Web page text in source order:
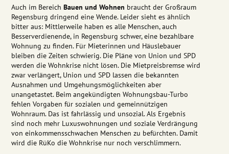
Auch im BereichBauen und Wohnen braucht der Großraum
Regensburg dringend eine Wende. Leider sieht es ähnlich
bitter aus: Mittlerweile haben es alle Menschen, auch
Besserverdienende, in Regensburg schwer, eine bezahlbare
Wohnung zu finden. Für Mieterinnen und Häuslebauer
bleiben die Zeiten schwierig. Die Pläne von Union und SPD
werden die Wohnkrise nicht lösen. Die Mietpreisbremse wird
zwar verlängert, Union und SPD lassen die bekannten
Ausnahmen und Umgehungsmöglichkeiten aber
unangetastet. Beim angekündigten Wohnungsbau-Turbo
fehlen Vorgaben für sozialen und gemeinnützigen
Wohnraum. Das ist fahrlässig und unsozial. Als Ergebnis
sind noch mehr Luxuswohnungen und soziale Verdrängung
von einkommensschwachen Menschen zu befürchten. Damit
wird die RüKo die Wohnkrise nur noch verschlimmern.